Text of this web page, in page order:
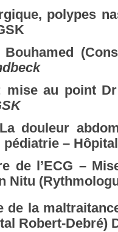
polypes
mise au point
douleur
–
de l’ECG –
Nitu
de la
Robert-Debré)